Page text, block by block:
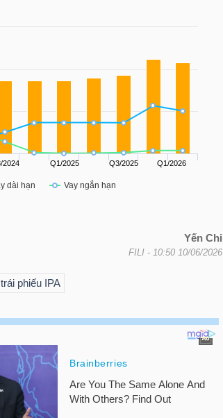
Yến Chi
FILI - 10:50 10/06/2026
trái phiếu IPA